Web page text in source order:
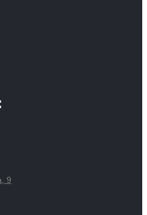
9